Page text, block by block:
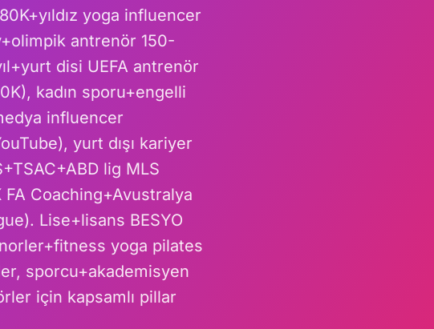
yoga influencer
antrenör 150-
disi UEFA antrenör
kadın sporu+engelli
influencer
yurt dışı kariyer
lig MLS
Coaching+Avustralya
Lise+lisans BESYO
yoga pilates
sporcu+akademisyen
için kapsamlı pillar